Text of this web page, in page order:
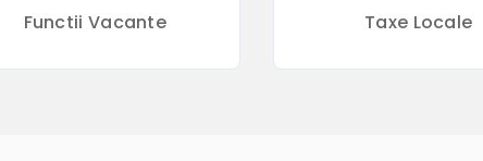
Functii Vacante Taxe Locale